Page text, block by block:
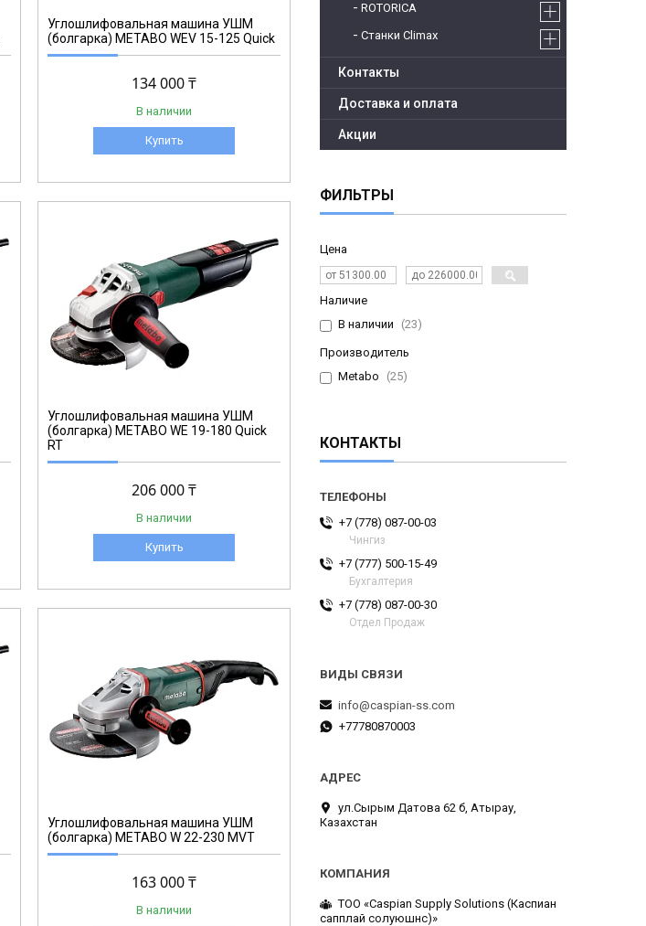
Углошлифовальная машина УШМ
(болгарка) METABO WEV 15-125 Quick
134 000 ₸
В наличии
Купить
Углошлифовальная машина УШМ
(болгарка) METABO WE 19-180 Quick
RT
206 000 ₸
В наличии
Купить
Углошлифовальная машина УШМ
(болгарка) METABO W 22-230 MVT
163 000 ₸
В наличии
ROTORICA
Станки Climax
Контакты
Доставка и оплата
Акции
ФИЛЬТРЫ
Цена
Наличие
В наличии
23
Производитель
Metabo
25
КОНТАКТЫ
+7 (778) 087-00-03
Чингиз
+7 (777) 500-15-49
Бухгалтерия
+7 (778) 087-00-30
Отдел Продаж
info@caspian-ss.com
+77780870003
ул.Сырым Датова 62 б, Атырау,
Казахстан
ТОО «Caspian Supply Solutions (Каспиан
сапплай солуюшнс)»